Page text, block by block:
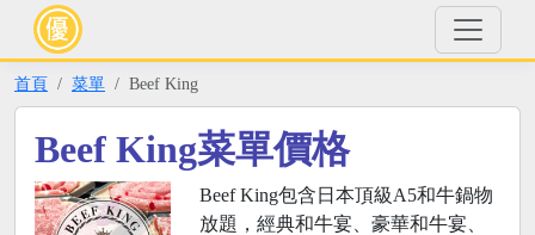
首頁 菜單 Beef King
Beef King菜單價格
Beef King包含日本頂級A5和牛鍋物
放題，經典和牛宴、豪華和牛宴、